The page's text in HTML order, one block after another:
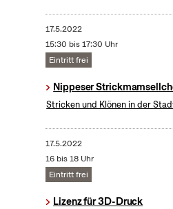
17.5.2022
15:30 bis 17:30 Uhr
Eintritt frei
Nippeser
Stricken und Klönen in der
17.5.2022
16 bis 18 Uhr
Eintritt frei
Lizenz für 3D-Druck